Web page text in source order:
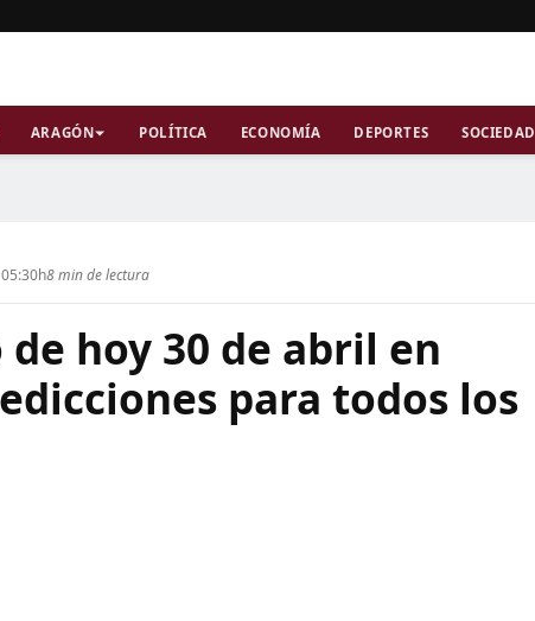
ARAGÓN POLÍTICA ECONOMÍA DEPORTES SOCIEDAD
8 min de lectura
de hoy 30 de abril en
para todos los